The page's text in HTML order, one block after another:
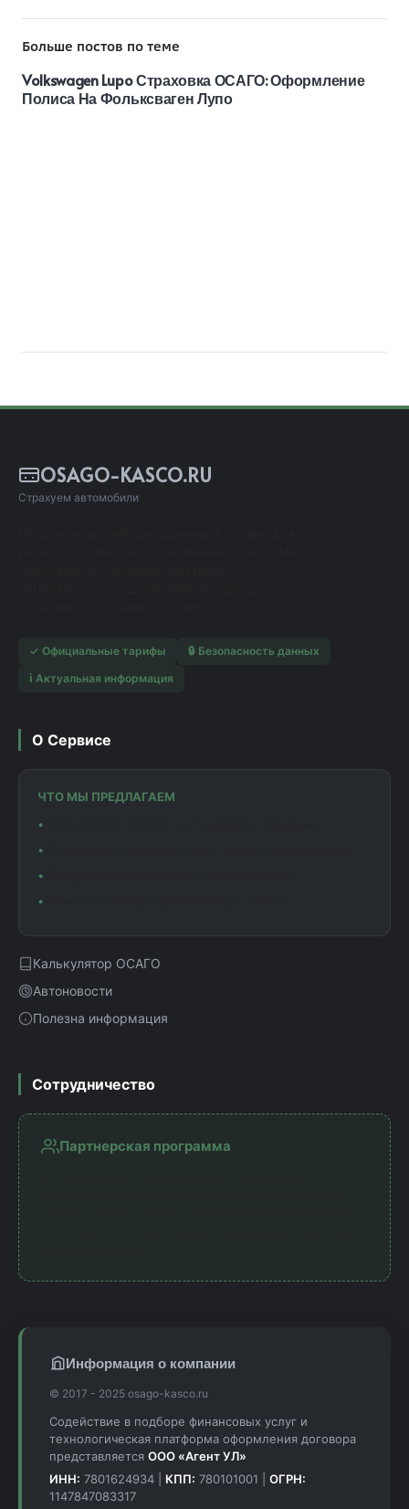
Больше постов по теме
Volkswagen Lupo Страховка ОСАГО: Оформление
Полиса На Фольксваген Лупо
OSAGO-KASCO.RU
Страхуем автомобили
✓ Официальные тарифы
🔒 Безопасность данных
ℹ️ Актуальная информация
О Сервисе
ЧТО МЫ ПРЕДЛАГАЕМ
Калькулятор ОСАГО
Автоновости
Полезна информация
Сотрудничество
Партнерская программа
Информация о компании
© 2017 - 2025 osago-kasco.ru
Содействие в подборе финансовых услуг и
технологическая платформа оформления договора
представляется ООО «Агент УЛ»
ИНН: 7801624934 | КПП: 780101001 | ОГРН:
1147847083317